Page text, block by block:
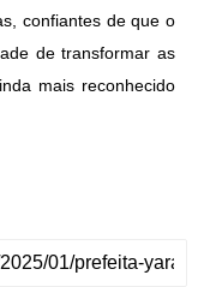
confiantes de que o
de transformar as
mais reconhecido